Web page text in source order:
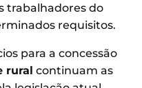
trabalhadores do
requisitos.
para a concessão
rural continuam as